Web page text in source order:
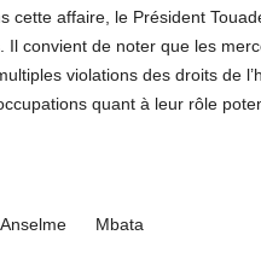
cette affaire, le Président
Il convient de noter que les
violations des droits de
quant à leur rôle
Anselme Mbata